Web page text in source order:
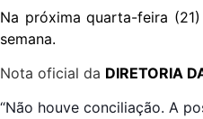
Na próxima quarta-feira
semana.
Nota oficial da DIRETORIA
“Não houve conciliação. A